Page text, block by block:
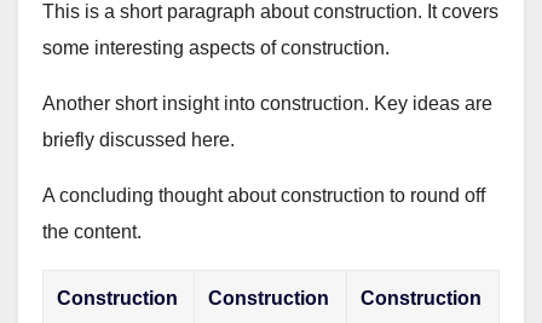
This is a short paragraph about construction. It covers
some interesting aspects of construction.
Another short insight into construction. Key ideas are
briefly discussed here.
A concluding thought about construction to round off
the content.
Construction
Construction
Construction